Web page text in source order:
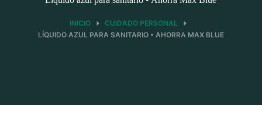
INICIO
CUIDADO PERSONAL
LÍQUIDO AZUL PARA SANITARIO • AHORRA MAX BLUE